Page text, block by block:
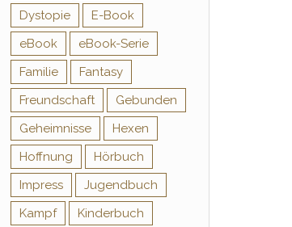
Dystopie
E-Book
eBook
eBook-Serie
Familie
Fantasy
Freundschaft
Gebunden
Geheimnisse
Hexen
Hoffnung
Hörbuch
Impress
Jugendbuch
Kampf
Kinderbuch